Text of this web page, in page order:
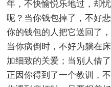
年，不快愉悦乐地过，却
呢？当你钱包掉了，不好
你的钱包的人把它送回了
当你病倒时，不好为躺在
加细致的关爱；当别人借
正因你得到了一个教训，